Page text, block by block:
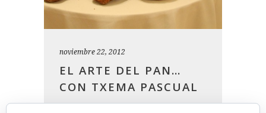
noviembre 22, 2012
EL ARTE DEL PAN…
CON TXEMA PASCUAL